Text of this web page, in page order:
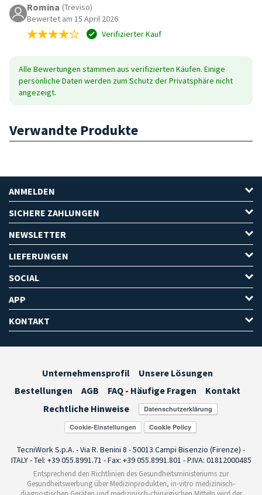
Romina (Treviso)
Bewertet am 15 April 2026
Verifizierter Kauf
Alle Bewertungen stammen aus verifizierten Käufen. Einige
persönliche Daten werden zum Schutz der Privatsphäre nicht
angezeigt.
Verwandte Produkte
ANMELDEN
SICHERE ZAHLUNGEN
NEWSLETTER
LIEFERUNGEN
SOCIAL
APP
KONTAKT
Unternehmensprofil
Unsere Lösungen
Bestellungen
AGB FAQ - Häufige Fragen
Kontakt
Rechtliche Hinweise
Cookie-Einstellungen
TecniWork S.p.A. - Via R. Benini 8 - 50013 Campi Bisenzio (Firenze) -
ITALY - Tel: +39 055.8991.71 - Fax: +39 055.8991.801 - P.IVA: 01812000485
Entsprechend den Richtlinien des Gesundheitsministeriums zur
Gesundheitswerbung über Medizinprodukten, in-vitro medizinisch-